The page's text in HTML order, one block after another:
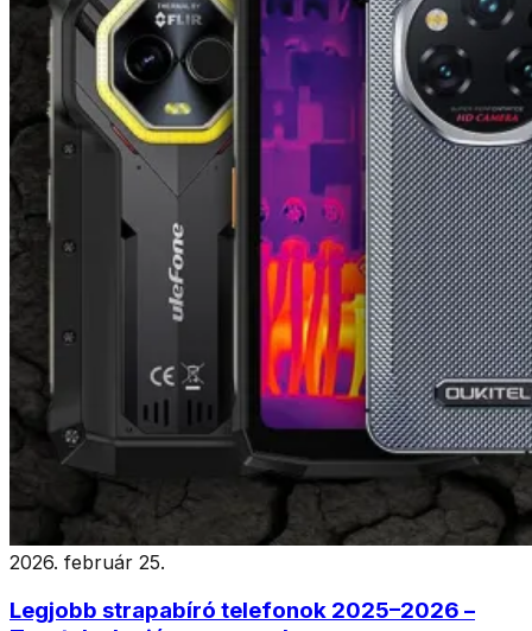
2026. február 25.
Legjobb strapabíró telefonok 2025–2026 –